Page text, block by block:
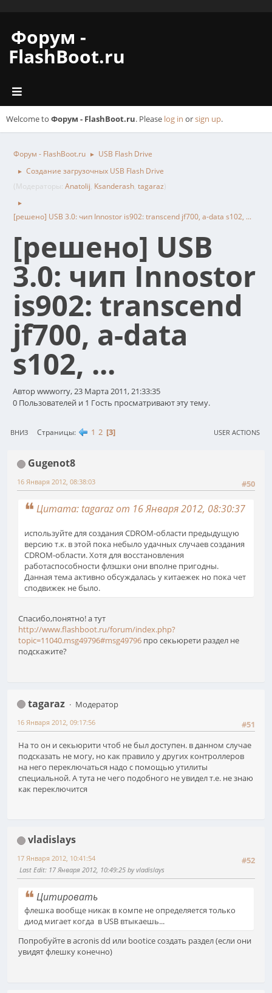
Форум -
FlashBoot.ru
Welcome to Форум - FlashBoot.ru. Please log in orsign up.
Форум - FlashBoot.ru ► USB Flash Drive
►
Создание загрузочных USB Flash Drive
(Модераторы: Anatolij, Ksanderash, tagaraz)
►
[решено] USB 3.0: чип Innostor is902: transcend jf700, a-data s102, ...
[решено] USB
3.0: чип Innostor
is902: transcend
jf700, a-data
s102, ...
Автор wwworry, 23 Марта 2011, 21:33:35
0 Пользователей и 1 Гость просматривают эту тему.
ВНИЗ Страницы 1 2 3 USER ACTIONS
Gugenot8
#50
16 Января 2012, 08:38:03
Цитата: tagaraz от 16 Января 2012, 08:30:37
используйте для создания CDROM-области предыдущую
версию т.к. в этой пока небыло удачных случаев создания
CDROM-области. Хотя для восстановления
работаспособности флэшки они вполне пригодны.
Данная тема активно обсуждалась у китаежек но пока чет
сподвижек не было.
Спасибо,понятно! а тут
http://www.flashboot.ru/forum/index.php?
topic=11040.msg49796#msg49796 про секьюрети раздел не
подскажите?
tagaraz
Модератор
#51
16 Января 2012, 09:17:56
На то он и секьюрити чтоб не был доступен. в данном случае
подсказать не могу, но как правило у других контроллеров
на него переключаться надо с помощью утилиты
специальной. А тута не чего подобного не увидел т.е. не знаю
как переключится
vladislays
#52
17 Января 2012, 10:41:54
Last Edit: 17 Января 2012, 10:49:25 by vladislays
Цитировать
флешка вообще никак в компе не определяется только
диод мигает когда в USB втыкаешь...
Попробуйте в acronis dd или bootice создать раздел (если они
увидят флешку конечно)